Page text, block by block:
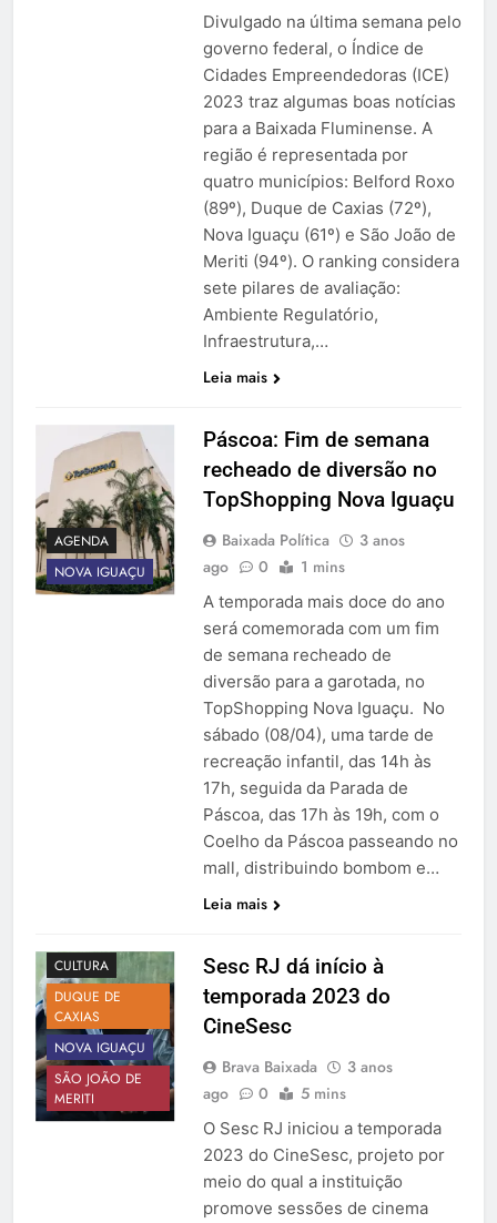
Divulgado na última semana pelo
governo federal, o Índice de
Cidades Empreendedoras (ICE)
2023 traz algumas boas notícias
para a Baixada Fluminense. A
região é representada por
quatro municípios: Belford Roxo
(89º), Duque de Caxias (72º),
Nova Iguaçu (61º) e São João de
Meriti (94º). O ranking considera
sete pilares de avaliação:
Ambiente Regulatório,
Infraestrutura,…
Leia mais
AGENDA
NOVA IGUAÇU
Páscoa: Fim de semana
recheado de diversão no
TopShopping Nova Iguaçu
Baixada Política
3 anos
ago
0 1 mins
A temporada mais doce do ano
será comemorada com um fim
de semana recheado de
diversão para a garotada, no
TopShopping Nova Iguaçu. No
sábado (08/04), uma tarde de
recreação infantil, das 14h às
17h, seguida da Parada de
Páscoa, das 17h às 19h, com o
Coelho da Páscoa passeando no
mall, distribuindo bombom e…
Leia mais
CULTURA
DUQUE DE
CAXIAS
NOVA IGUAÇU
SÃO JOÃO DE
MERITI
Sesc RJ dá início à
temporada 2023 do
CineSesc
Brava Baixada
3 anos
ago
0 5 mins
O Sesc RJ iniciou a temporada
2023 do CineSesc, projeto por
meio do qual a instituição
promove sessões de cinema